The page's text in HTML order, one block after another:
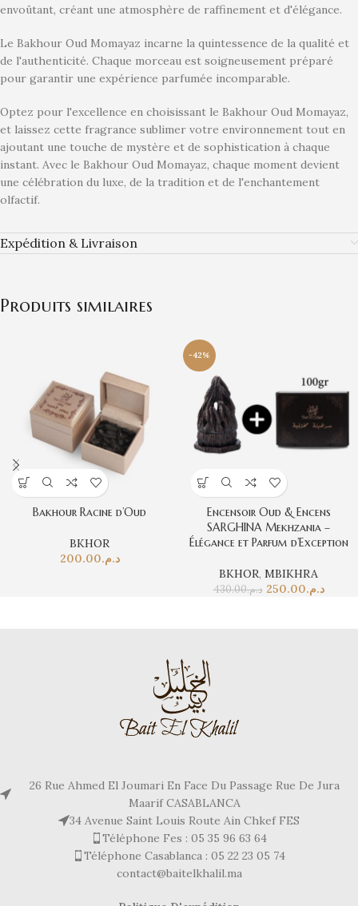
envoûtant, créant une atmosphère de raffinement et d'élégance.
Le Bakhour Oud Momayaz incarne la quintessence de la qualité et
de l'authenticité. Chaque morceau est soigneusement préparé
pour garantir une expérience parfumée incomparable.
Optez pour l'excellence en choisissant le Bakhour Oud Momayaz,
et laissez cette fragrance sublimer votre environnement tout en
ajoutant une touche de mystère et de sophistication à chaque
instant. Avec le Bakhour Oud Momayaz, chaque moment devient
une célébration du luxe, de la tradition et de l'enchantement
olfactif.
Expédition & Livraison
Produits similaires
Bakhour Racine d’Oud
BKHOR
د.م.200.00
-42%
Encensoir Oud & Encens
SARGHINA Mekhzania –
Élégance et Parfum d’Exception
BKHOR, MBIKHRA
د.م.430.00 د.م.250.00
26 Rue Ahmed El Joumari En Face Du Passage Rue De Jura
Maarif CASABLANCA
34 Avenue Saint Louis Route Ain Chkef FES
Téléphone Fes : 05 35 96 63 64
Téléphone Casablanca : 05 22 23 05 74
contact@baitelkhalil.ma